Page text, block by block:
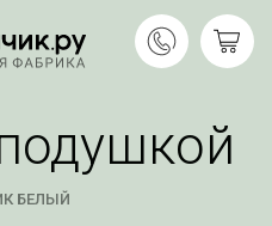
БЕЛЫЙ
Скандинавская
коллекция